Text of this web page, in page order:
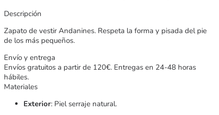
Descripción
Zapato de vestir Andanines. Respeta la forma y pisada del pie
de los más pequeños.
Envío y entrega
Envíos gratuitos a partir de 120€. Entregas en 24-48 horas
hábiles.
Materiales
Exterior: Piel serraje natural.